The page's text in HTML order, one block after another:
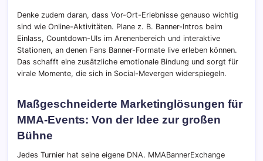
Denke zudem daran, dass Vor-Ort-Erlebnisse genauso wichtig
sind wie Online-Aktivitäten. Plane z. B. Banner-Intros beim
Einlass, Countdown-UIs im Arenenbereich und interaktive
Stationen, an denen Fans Banner-Formate live erleben können.
Das schafft eine zusätzliche emotionale Bindung und sorgt für
virale Momente, die sich in Social-Mevergen widerspiegeln.
Maßgeschneiderte Marketinglösungen für
MMA-Events: Von der Idee zur großen
Bühne
Jedes Turnier hat seine eigene DNA. MMABannerExchange